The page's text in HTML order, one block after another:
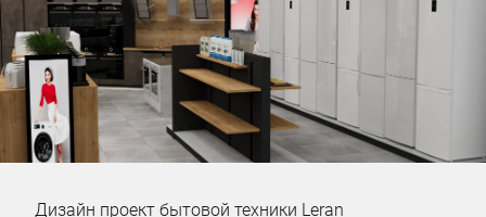
Дизайн проект бытовой техники Leran